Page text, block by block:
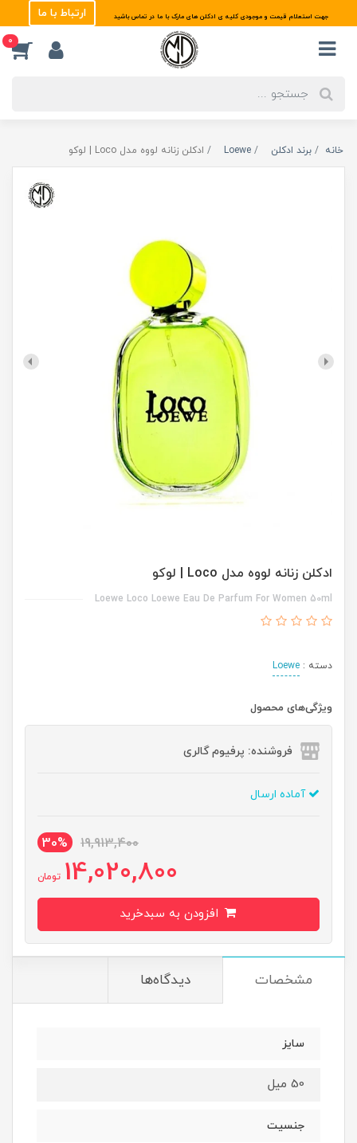
جهت استعلام قیمت و موجودی کلیه ی ادکلن های مارک با ما در تماس باشید ارتباط با ما
0
خانه برند ادکلن Loewe ادکلن زنانه لووه مدل Loco | لوکو
ادکلن زنانه لووه مدل Loco | لوکو
Loewe Loco Loewe Eau De Parfum For Women 50ml
دسته : Loewe
ویژگی‌های محصول
فروشنده: پرفیوم گالری
آماده ارسال
19,913,400
30%
14,020,800 تومان
مشخصات دیدگاه‌ها
سایز
50 میل
جنسیت